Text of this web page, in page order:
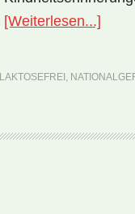
[Weiterlesen...]
LAKTOSEFREI ,